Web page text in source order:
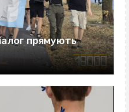
прямують